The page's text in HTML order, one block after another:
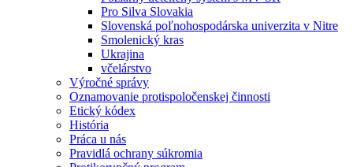
Pro Silva Slovakia
Slovenská poľnohospodárska univerzita v Nitre
Smolenický kras
Ukrajina
včelárstvo
Výročné správy
Oznamovanie protispoločenskej činnosti
Etický kódex
História
Práca u nás
Pravidlá ochrany súkromia